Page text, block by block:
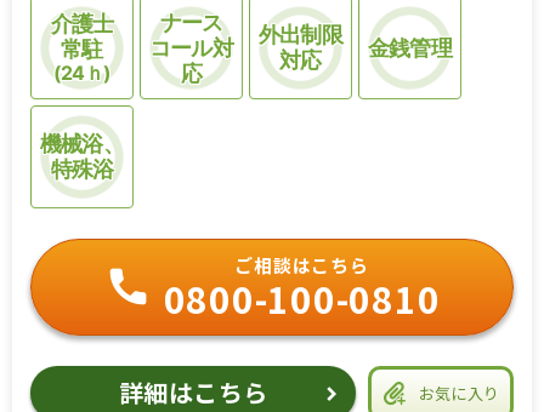
介護士
常駐
(24ｈ)
ナース
コール対
応
外出制限
対応
金銭管理
機械浴、
特殊浴
お気に入り
ご相談はこちら
0800-100-0810
詳細はこちら